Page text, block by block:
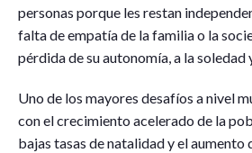
personas porque les restan
falta de empatía de la familia o la
pérdida de su autonomía, a la soledad
Uno de los mayores desafíos a nivel
con el crecimiento acelerado de la
bajas tasas de natalidad y el aumento